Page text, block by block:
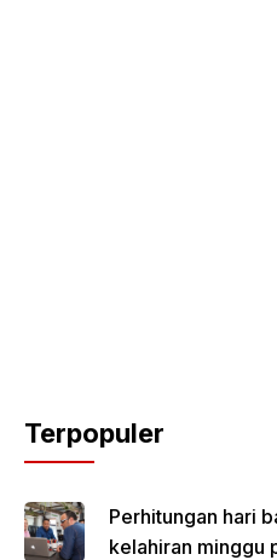
Terpopuler
Perhitungan hari
kelahiran minggu